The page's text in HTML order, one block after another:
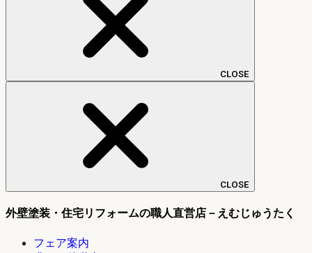
CLOSE
CLOSE
外壁塗装・住宅リフォームの職人直営店－えむじゅうたく
フェア案内